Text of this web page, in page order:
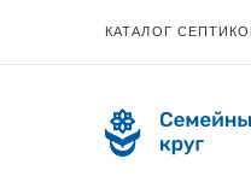
КАТАЛОГ